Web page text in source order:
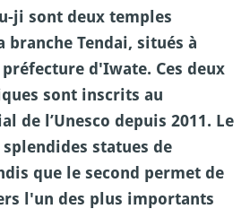
ji sont deux temples
branche Tendai, situés à
d'Iwate. Ces deux
sont inscrits au
de l’Unesco depuis 2011. Le
statues de
que le second permet de
l'un des plus importants